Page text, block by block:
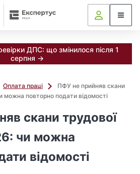
ДПС: що змінилося після 1
серпня →
Оплата праці
ПФУ не прийняв скани
можна повторно подати відомості
скани трудової
чи можна
відомості